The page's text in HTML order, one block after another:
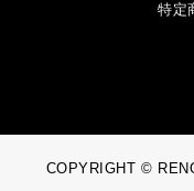
特定
COPYRIGHT ©